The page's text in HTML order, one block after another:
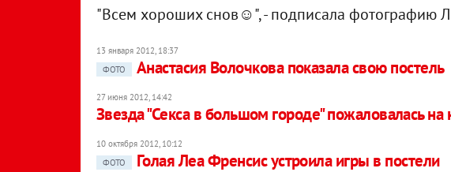
"Всем хороших снов☺️", - подписала фотографию
13 января 2012, 18:37
ФОТО
Анастасия Волочкова показала свою постель
27 июня 2012, 14:42
Звезда "Секса в большом городе" пожаловалась на
10 октября 2012, 10:12
ФОТО
Голая Леа Френсис устроила игры в постели